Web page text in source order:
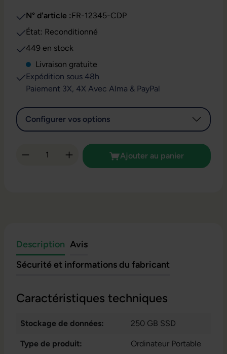
N° d'article :FR-12345-CDP
État: Reconditionné
449 en stock
Livraison gratuite
Expédition sous 48h
Paiement 3X, 4X Avec Alma & PayPal
Configurer vos options
Quantité de produit : Entrez la quantité
Ajouter au panier
Description Avis
Sécurité et informations du fabricant
Caractéristiques techniques
Stockage de données: 250 GB SSD
Type de produit: Ordinateur Portable